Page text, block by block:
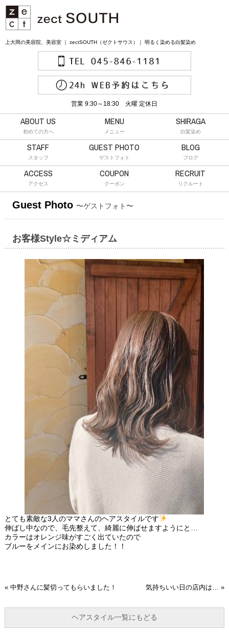
上大岡の美容院、美容室 ｜ zectSOUTH（ゼクトサウス）｜ 明るく染める白髪染め
営業 9:30～18:30 火曜 定休日
ABOUT US
初めての方へ
MENU
メニュー
SHIRAGA
白髪染め
STAFF
スタッフ
GUEST PHOTO
ゲストフォト
BLOG
ブログ
ACCESS
アクセス
COUPON
クーポン
RECRUIT
リクルート
Guest Photo 〜ゲストフォト〜
お客様Style☆ミディアム
とても素敵な3人のママさんのヘアスタイルです
伸ばし中なので、毛先整えて、綺麗に伸ばせますようにと…
カラーはオレンジ味がすごく出ていたので
ブルーをメインにお染めしました！！
« 中野さんに髪切ってもらいました！ 気持ちいい日の店内は… »
ヘアスタイル一覧にもどる